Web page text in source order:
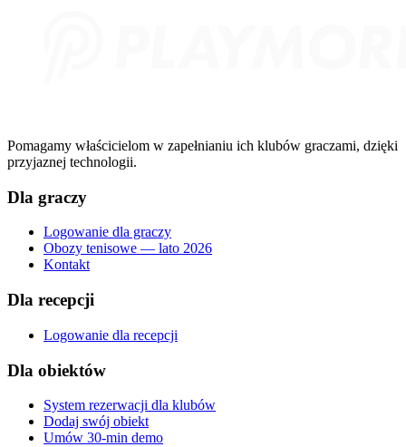
Pomagamy właścicielom w zapełnianiu ich klubów graczami, dzięki
przyjaznej technologii.
Dla graczy
Logowanie dla graczy
Obozy tenisowe — lato 2026
Kontakt
Dla recepcji
Logowanie dla recepcji
Dla obiektów
System rezerwacji dla klubów
Dodaj swój obiekt
Umów 30-min demo